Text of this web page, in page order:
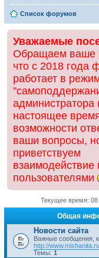
Список форумов
Уважаемые
Обращаем ваше
что с 2018 года
работает в
администратора
настоящее
возможности
ваши вопросы,
приветствуем
пользователями
Текущее время: 08
Общая
Новости сайта
Важные сообщения,
http://www.mishanita.ru
Темы: 1